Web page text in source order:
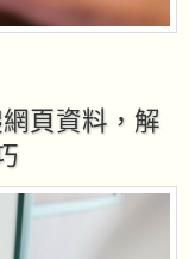
頁資料，解